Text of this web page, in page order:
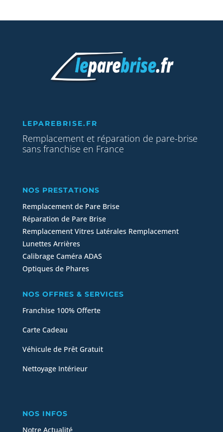
LEPAREBRISE.FR
Remplacement et réparation de pare-brise
sans franchise en France
NOS PRESTATIONS
Remplacement de Pare Brise
Réparation de Pare Brise
Remplacement Vitres Latérales Remplacement
Lunettes Arrières
Calibrage Caméra ADAS
Optiques de Phares
NOS OFFRES & SERVICES
Franchise 100% Offerte
Carte Cadeau
Véhicule de Prêt Gratuit
Nettoyage Intérieur
NOS INFOS
Notre Actualité